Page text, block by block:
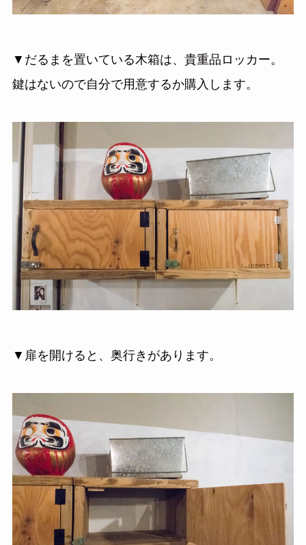
▼だるまを置いている木箱は、貴重品ロッカー。
鍵はないので自分で用意するか購入します。
▼扉を開けると、奥行きがあります。